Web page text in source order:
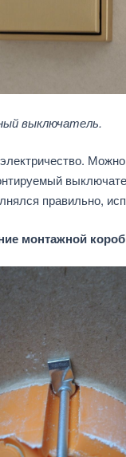
выключатель.
Можно
правильно,
монтажной